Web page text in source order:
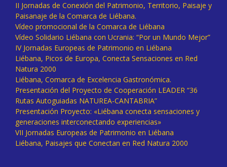
II Jornadas de Conexión del Patrimonio, Territorio, Paisaje y
Paisanaje de la Comarca de Liébana.
Vídeo promocional de la Comarca de Liébana
Vídeo Solidario Liébana con Ucrania: “Por un Mundo Mejor”
IV Jornadas Europeas de Patrimonio en Liébana
Liébana, Picos de Europa, Conecta Sensaciones en Red
Natura 2000
Liébana, Comarca de Excelencia Gastronómica.
Presentación del Proyecto de Cooperación LEADER “36
Rutas Autoguiadas NATUREA-CANTABRIA”
Presentación Proyecto: «Liébana conecta sensaciones y
generaciones interconectando experiencias»
VII Jornadas Europeas de Patrimonio en Liébana
Liébana, Paisajes que Conectan en Red Natura 2000